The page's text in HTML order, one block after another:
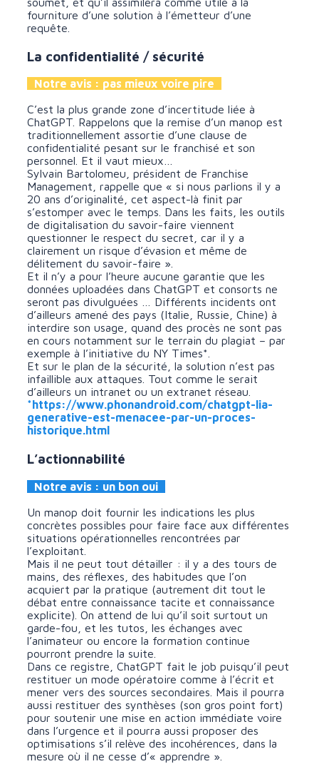
fourniture d’une solution à l’émetteur d’une
requête.
La confidentialité / sécurité
Notre avis : pas mieux voire pire
C’est la plus grande zone d’incertitude liée à
ChatGPT. Rappelons que la remise d’un manop est
traditionnellement assortie d’une clause de
confidentialité pesant sur le franchisé et son
personnel. Et il vaut mieux…
Sylvain Bartolomeu, président de Franchise
Management, rappelle que « si nous parlions il y a
20 ans d’originalité, cet aspect-là finit par
s’estomper avec le temps. Dans les faits, les outils
de digitalisation du savoir-faire viennent
questionner le respect du secret, car il y a
clairement un risque d’évasion et même de
délitement du savoir-faire ».
Et il n’y a pour l’heure aucune garantie que les
données uploadées dans ChatGPT et consorts ne
seront pas divulguées … Différents incidents ont
d’ailleurs amené des pays (Italie, Russie, Chine) à
interdire son usage, quand des procès ne sont pas
en cours notamment sur le terrain du plagiat – par
exemple à l’initiative du NY Times*
Et sur le plan de la sécurité, la solution n’est pas
infaillible aux attaques. Tout comme le serait
d’ailleurs un intranet ou un extranet réseau.
*https://www.phonandroid.com/chatgpt-lia-
generative-est-menacee-par-un-proces-
historique.html
L’actionnabilité
Notre avis : un bon oui
Un manop doit fournir les indications les plus
concrètes possibles pour faire face aux différentes
situations opérationnelles rencontrées par
l’exploitant.
Mais il ne peut tout détailler : il y a des tours de
mains, des réflexes, des habitudes que l’on
acquiert par la pratique (autrement dit tout le
débat entre connaissance tacite et connaissance
explicite). On attend de lui qu’il soit surtout un
garde-fou, et les tutos, les échanges avec
l’animateur ou encore la formation continue
pourront prendre la suite.
Dans ce registre, ChatGPT fait le job puisqu’il peut
restituer un mode opératoire comme à l’écrit et
mener vers des sources secondaires. Mais il pourra
aussi restituer des synthèses (son gros point fort)
pour soutenir une mise en action immédiate voire
dans l’urgence et il pourra aussi proposer des
optimisations s’il relève des incohérences, dans la
mesure où il ne cesse d’« apprendre ».